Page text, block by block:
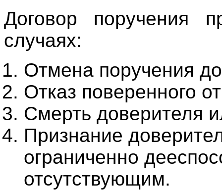
Договор поручения
случаях:
Отмена поручения
Отказ поверенного
Смерть доверителя
Признание
ограниченно
отсутствующим.